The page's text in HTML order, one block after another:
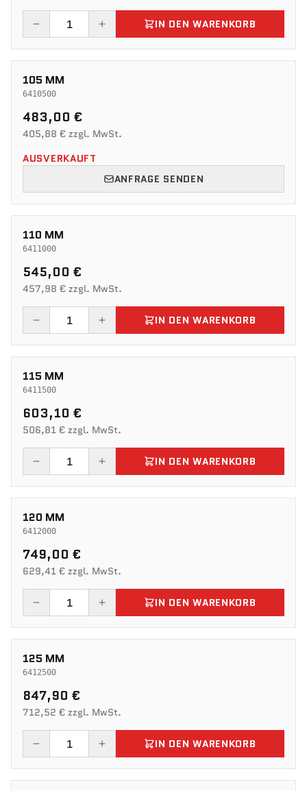
IN DEN WARENKORB
105 MM
6410500
483,00 €
405,88 € zzgl. MwSt.
AUSVERKAUFT
ANFRAGE SENDEN
110 MM
6411000
545,00 €
457,98 € zzgl. MwSt.
IN DEN WARENKORB
115 MM
6411500
603,10 €
506,81 € zzgl. MwSt.
IN DEN WARENKORB
120 MM
6412000
749,00 €
629,41 € zzgl. MwSt.
IN DEN WARENKORB
125 MM
6412500
847,90 €
712,52 € zzgl. MwSt.
IN DEN WARENKORB